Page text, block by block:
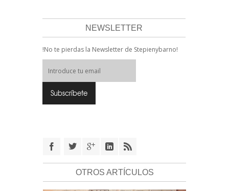
NEWSLETTER
!No te pierdas la Newsletter de Stepienybarno!
OTROS ARTÍCULOS